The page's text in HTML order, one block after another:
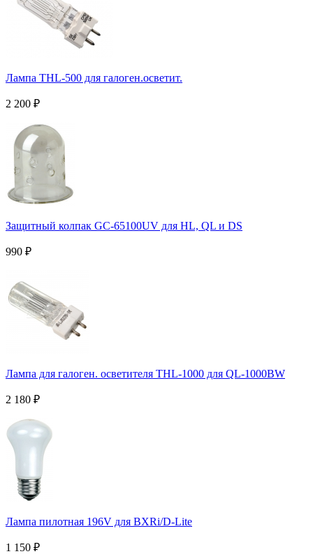
Лампа THL-500 для галоген.осветит.
2 200 ₽
Защитный колпак GC-65100UV для HL, QL и DS
990 ₽
Лампа для галоген. осветителя THL-1000 для QL-1000BW
2 180 ₽
Лампа пилотная 196V для BXRi/D-Lite
1 150 ₽